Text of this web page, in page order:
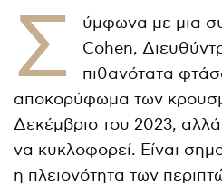
Σ
ύμφωνα με μια
Cohen,
πιθανότατα
αποκορύφωμα των
Δεκέμβριο του 2023,
να κυκλοφορεί. Είναι
η πλειονότητα των